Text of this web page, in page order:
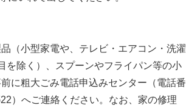
（小型家電や、テレビ・エアコン・洗濯
を除く）、スプーンやフライパン等の小
に粗大ごみ電話申込みセンター（電話番
）へご連絡ください。なお、家の修理